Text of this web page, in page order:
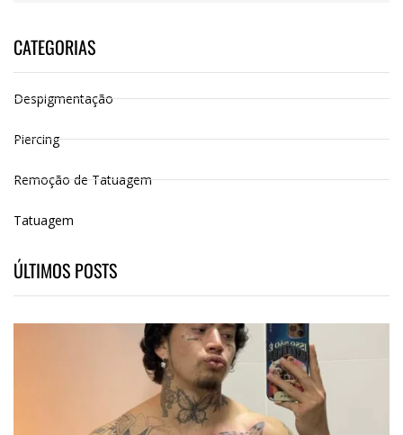
CATEGORIAS
Despigmentação
Piercing
Remoção de Tatuagem
Tatuagem
ÚLTIMOS POSTS